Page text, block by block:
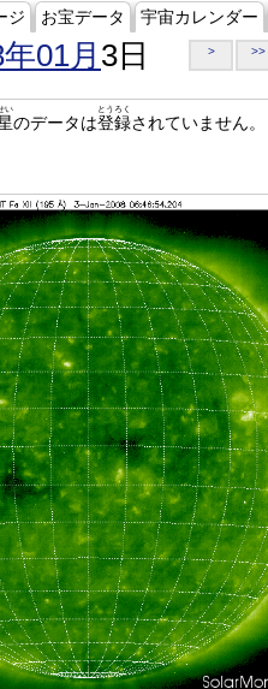
ジ お宝データ 宇宙カレンダー
01月 3日 > >>
い
のデータは登録
とうろく
されていません。